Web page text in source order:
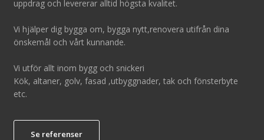
uppdrag och levererar alltid högsta kvalitet.
Vi hjälper dig bygga om, bygga nytt,renovera utifrån dina
önskemål och vårt kunnande.
Vi utför allt inom bygg och snickeri
Kök, altaner, golv, fasad ,utbyggnader, tak och fönsterbyte
etc.
Se referenser